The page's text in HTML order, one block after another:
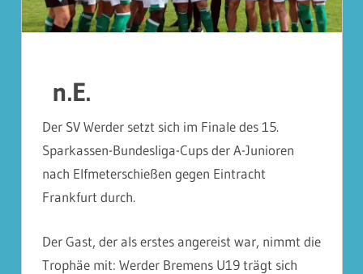
n.E.
Der SV Werder setzt sich im Finale des 15.
Sparkassen-Bundesliga-Cups der A-Junioren
nach Elfmeterschießen gegen Eintracht
Frankfurt durch.
Der Gast, der als erstes angereist war, nimmt die
Trophäe mit: Werder Bremens U19 trägt sich